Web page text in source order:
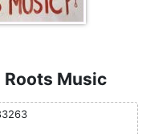
Music